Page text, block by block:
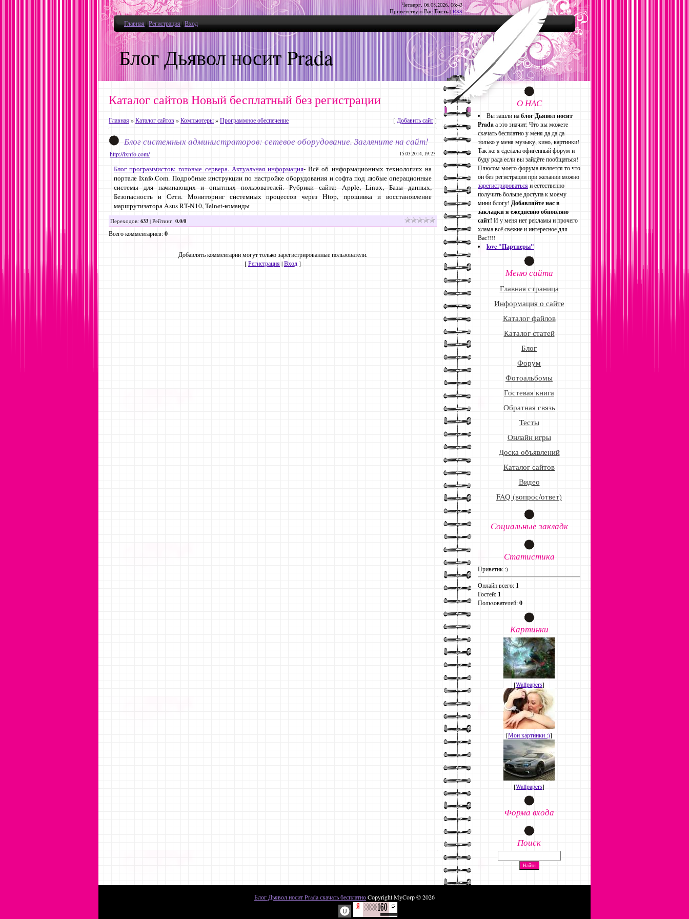
Четверг, 06.08.2026, 06:43
Приветствую Вас Гость | RSS
Блог Дьявол носит Prada
Главная|Регистрация|Вход
Каталог сайтов Новый бесплатный без регистрации
Главная»Каталог сайтов»Компьютеры»Программное обеспечение [ Добавить сайт]
Блог системных администраторов: сетевое оборудование. Загляните на сайт!
http://ixnfo.com/ 15.03.2014, 19:23
Блог программистов: готовые сервера. Актуальная информация- Всё об информационных технологиях на
портале Ixnfo.Com. Подробные инструкции по настройке оборудования и софта под любые операционные
системы для начинающих и опытных пользователей. Рубрики сайта: Apple, Linux, Базы данных,
Безопасность и Сети. Мониторинг системных процессов через Htop, прошивка и восстановление
маршрутизатора Asus RT-N10, Telnet-команды
Переходов: 633 | Рейтинг: 0.0/0
Всего комментариев:0
Добавлять комментарии могут только зарегистрированные пользователи.
[Регистрация|Вход]
О НАС
Вы зашли наблог Дьявол носит
Pradaа это значит: Что вы можете
скачать бесплатно у меня да да да
только у меня музыку, кино, картинки!
Так же я сделала офигенный форум и
буду рада если вы зайдёте пообщаться!
Плюсом моего форума является то что
он без регистрации при желании можно
зарегистрироватьсяи естественно
получить больше доступа к моему
мини блогу! Добавляйте нас в
закладки я ежедневно обновляю
сайт! И у меня нет рекламы и прочего
хлама всё свежие и интересное для
Вас!!!!
love "Партнеры"
Меню сайта
Главная страница
Информация о сайте
Каталог файлов
Каталог статей
Блог
Форум
Фотоальбомы
Гостевая книга
Обратная связь
Тесты
Онлайн игры
Доска объявлений
Каталог сайтов
Видео
FAQ (вопрос/ответ)
Социальные закладк
Статистика
Приветик :)
Онлайн всего: 1
Гостей:1
Пользователей:0
Картинки
[Wallpapers]
[Мои картинки :)]
[Wallpapers]
Форма входа
Поиск
Блог Дьявол носит Prada скачать бесплатноCopyright MyCorp © 2026